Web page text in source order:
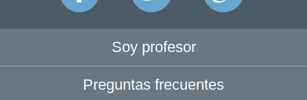
Soy profesor
Preguntas frecuentes